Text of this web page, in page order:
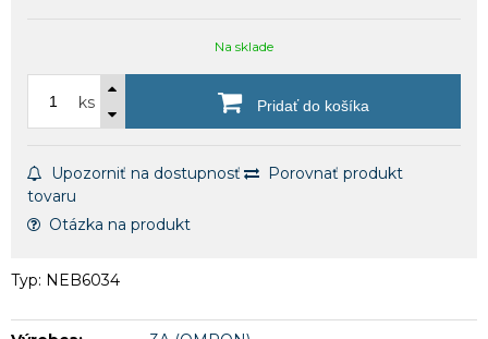
Na sklade
ks Pridať do košíka
Upozorniť na dostupnosť
tovaru
Porovnať produkt
Otázka na produkt
Typ: NEB6034